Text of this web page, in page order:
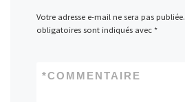
Votre adresse e-mail ne sera pas publiée.
obligatoires sont indiqués avec *
COMMENTAIRE
*